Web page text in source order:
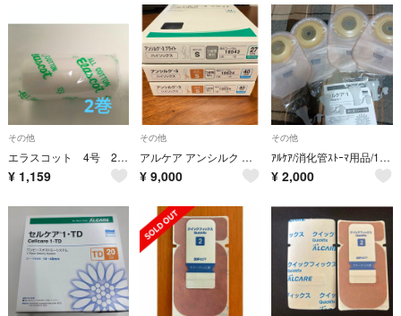
その他
エラスコット 4号 2巻 アルケア 綿100% 弾力包帯 箱無し①
¥ 1,159
その他
アルケア アンシルク ハイソックス S
¥ 9,000
その他
ｱﾙｹｱ/消化管ｽﾄｰﾏ用品/1ﾜﾝﾋﾟｰｽｵｽﾄﾐｰｼｽﾃﾑ/DcCAP45ﾌﾘｰ/18937
¥ 2,000